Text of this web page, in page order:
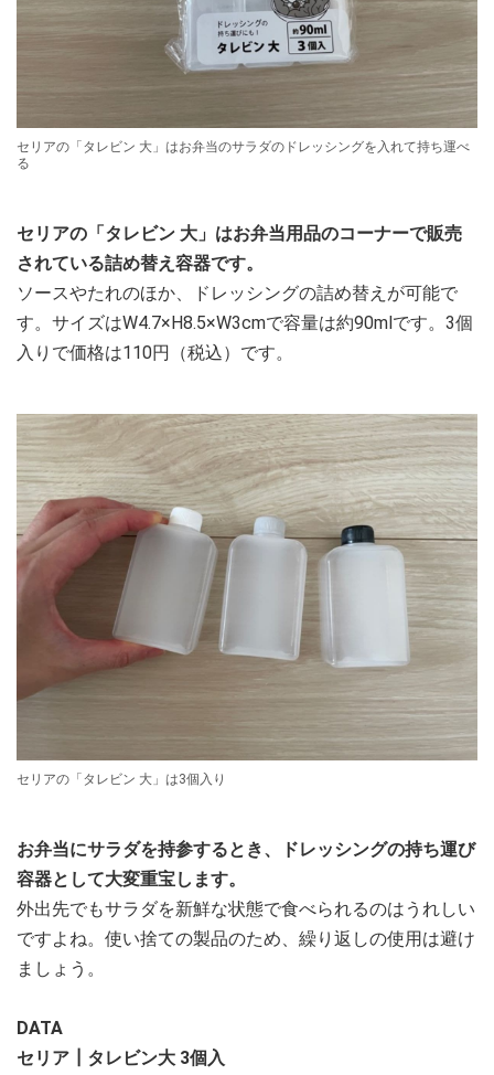
セリアの「タレビン 大」はお弁当のサラダのドレッシングを入れて持ち運べ
る
セリアの「タレビン 大」はお弁当用品のコーナーで販売
されている詰め替え容器です。
ソースやたれのほか、ドレッシングの詰め替えが可能で
す。サイズはW4.7×H8.5×W3cmで容量は約90mlです。3個
入りで価格は110円（税込）です。
セリアの「タレビン 大」は3個入り
お弁当にサラダを持参するとき、ドレッシングの持ち運び
容器として大変重宝します。
外出先でもサラダを新鮮な状態で食べられるのはうれしい
ですよね。使い捨ての製品のため、繰り返しの使用は避け
ましょう。
DATA
セリア┃タレビン大 3個入